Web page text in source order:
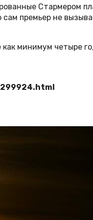
Стармером
премьер не
минимум четыре